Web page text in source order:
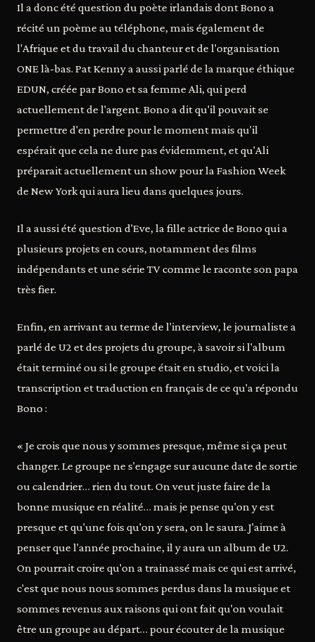
Il a donc été question du poète irlandais dont Bono a
récité un poème au téléphone, mais également de
l'Afrique et du travail du chanteur et de l'organisation
ONE là-bas. Pat Kenny a aussi parlé de la marque éthique
EDUN, créée par Bono et sa femme Ali, qui perd
actuellement de l'argent. Bono a dit qu'il pouvait se
permettre d'en perdre pour le moment mais qu'il
espérait que cela ne dure pas évidemment, et qu'Ali
préparait actuellement un show pour la Fashion Week
de New York qui aura lieu dans quelques jours.
Il a aussi été question d'Eve, la fille actrice de Bono qui a
plusieurs projets en cours, notamment des films
indépendants et une série TV comme le raconte son papa
très fier.
Enfin, en arrivant au terme de l'interview, le journaliste a
parlé de U2 et des projets du groupe, à savoir si l'album
était terminé ou si le groupe était en studio, et voici la
transcription et traduction en français de ce qu'a répondu
Bono :
« Je crois que nous y sommes presque, même si ça peut
changer. Le groupe ne s'engage sur aucune date de sortie
ou calendrier… rien du tout. On veut juste faire de la
bonne musique en réalité… mais je pense qu'on y est
presque et qu'une fois qu'on y sera, on le saura. J'aime à
penser que l'année prochaine, il y aura un album de U2.
On pourrait croire qu'on a trainassé mais ce qui est arrivé,
c'est que nous nous sommes perdus dans la musique et
sommes revenus aux raisons qui ont fait qu'on voulait
être un groupe au départ… pour écouter de la musique